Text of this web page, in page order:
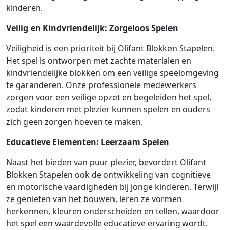
kinderen.
Veilig en Kindvriendelijk: Zorgeloos Spelen
Veiligheid is een prioriteit bij Olifant Blokken Stapelen.
Het spel is ontworpen met zachte materialen en
kindvriendelijke blokken om een veilige speelomgeving
te garanderen. Onze professionele medewerkers
zorgen voor een veilige opzet en begeleiden het spel,
zodat kinderen met plezier kunnen spelen en ouders
zich geen zorgen hoeven te maken.
Educatieve Elementen: Leerzaam Spelen
Naast het bieden van puur plezier, bevordert Olifant
Blokken Stapelen ook de ontwikkeling van cognitieve
en motorische vaardigheden bij jonge kinderen. Terwijl
ze genieten van het bouwen, leren ze vormen
herkennen, kleuren onderscheiden en tellen, waardoor
het spel een waardevolle educatieve ervaring wordt.